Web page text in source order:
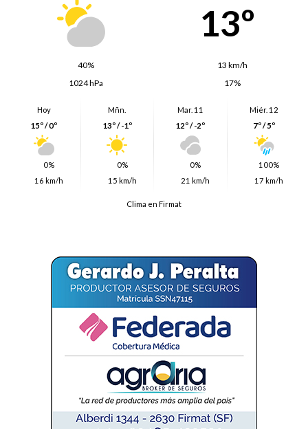
13º
40%
13 km/h
1024 hPa
17%
Hoy
15º / 0º
0%
16 km/h
Mñn.
13º / -1º
0%
15 km/h
Mar. 11
12º / -2º
0%
21 km/h
Miér. 12
7º / 5º
100%
17 km/h
Clima en Firmat